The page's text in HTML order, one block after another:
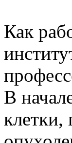
Как
В
клетки,